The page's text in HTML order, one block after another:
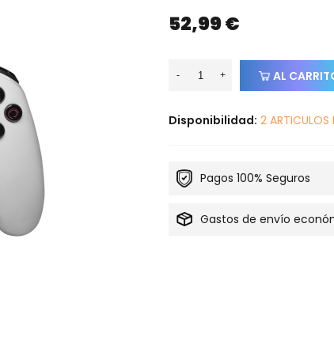
52,99 €
- + AL
Disponibilidad: 2 ARTICULOS
Pagos 100% Seguros
Gastos de envío